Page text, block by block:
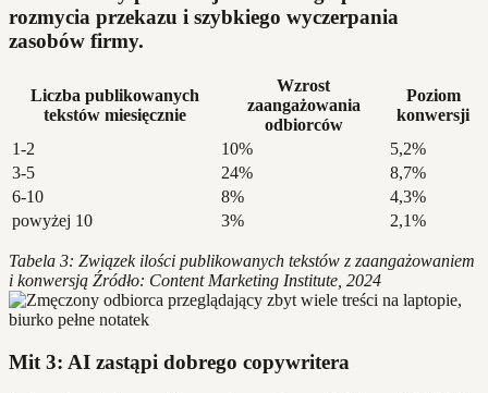
rozmycia przekazu i szybkiego wyczerpania
zasobów firmy.
Liczba publikowanych
tekstów miesięcznie
Wzrost
zaangażowania
odbiorców
Poziom
konwersji
1-2
10%
5,2%
3-5
24%
8,7%
6-10
8%
4,3%
powyżej 10
3% 2,1%
Tabela 3: Związek ilości publikowanych tekstów z zaangażowaniem
i konwersją Źródło: Content Marketing Institute, 2024
Mit 3: AI zastąpi dobrego copywritera